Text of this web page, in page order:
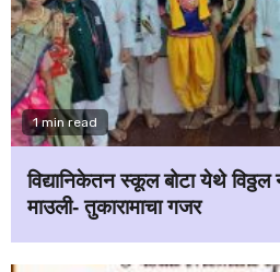
1 min read
विद्यानिकेतन स्कूल बोटा येथे विठ्ठल
माउली- तुकारामाचा गजर